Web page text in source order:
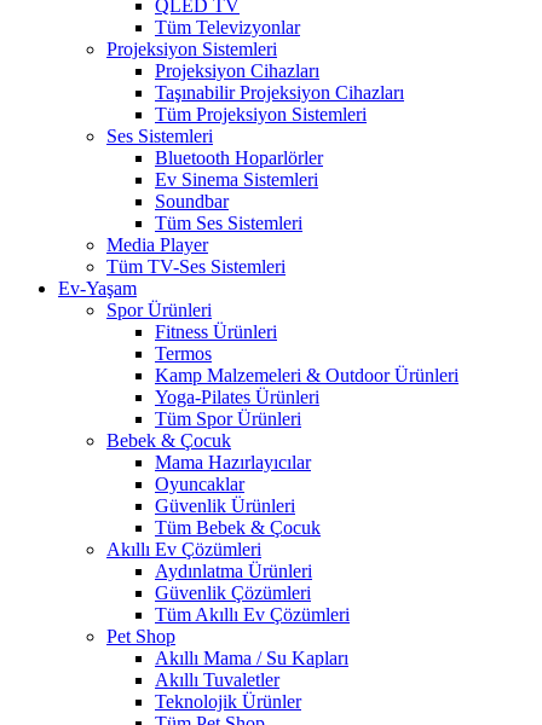
QLED TV
Tüm Televizyonlar
Projeksiyon Sistemleri
Projeksiyon Cihazları
Taşınabilir Projeksiyon Cihazları
Tüm Projeksiyon Sistemleri
Ses Sistemleri
Bluetooth Hoparlörler
Ev Sinema Sistemleri
Soundbar
Tüm Ses Sistemleri
Media Player
Tüm TV-Ses Sistemleri
Ev-Yaşam
Spor Ürünleri
Fitness Ürünleri
Termos
Kamp Malzemeleri & Outdoor Ürünleri
Yoga-Pilates Ürünleri
Tüm Spor Ürünleri
Bebek & Çocuk
Mama Hazırlayıcılar
Oyuncaklar
Güvenlik Ürünleri
Tüm Bebek & Çocuk
Akıllı Ev Çözümleri
Aydınlatma Ürünleri
Güvenlik Çözümleri
Tüm Akıllı Ev Çözümleri
Pet Shop
Akıllı Mama / Su Kapları
Akıllı Tuvaletler
Teknolojik Ürünler